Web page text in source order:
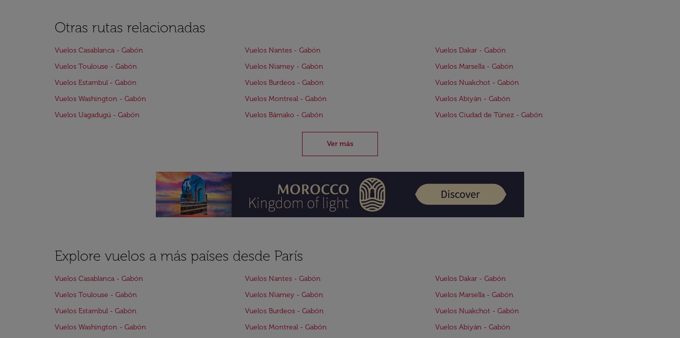
Otras rutas relacionadas
Vuelos Casablanca - Gabón Vuelos Nantes - Gabón
Vuelos Dakar - Gabón
Vuelos Toulouse - Gabón
Vuelos Niamey - Gabón
Vuelos Marsella - Gabón
Vuelos Estambul - Gabón
Vuelos Burdeos - Gabón
Vuelos Nuakchot - Gabón
Vuelos Washington - Gabón
Vuelos Montreal - Gabón
Vuelos Abiyán - Gabón
Vuelos Uagadugú - Gabón
Vuelos Bámako - Gabón Vuelos Ciudad de Túnez - Gabón
Ver más
Explore vuelos a más países desde París
Vuelos Casablanca - Gabón Vuelos Nantes - Gabón
Vuelos Dakar - Gabón
Vuelos Toulouse - Gabón
Vuelos Niamey - Gabón
Vuelos Marsella - Gabón
Vuelos Estambul - Gabón
Vuelos Burdeos - Gabón
Vuelos Nuakchot - Gabón
Vuelos Washington - Gabón
Vuelos Montreal - Gabón
Vuelos Abiyán - Gabón